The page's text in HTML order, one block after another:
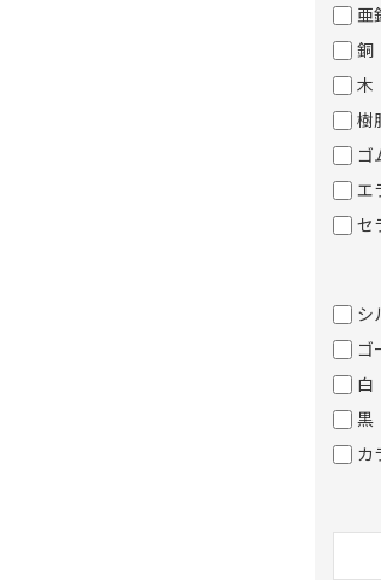
亜
銅
木
樹
ゴ
エ
セ
シ
ゴ
白
黒
カ